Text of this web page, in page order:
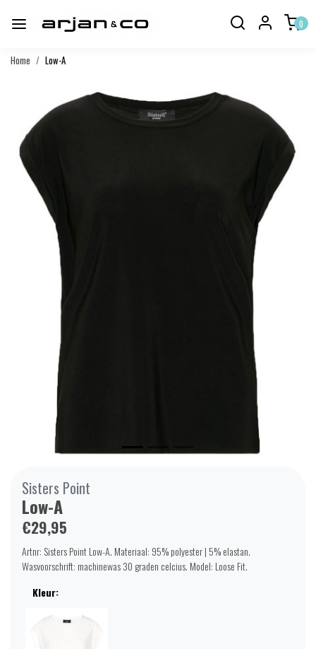
0
Home Low-A
Sisters Point
Low-A
€29,95
Artnr: Sisters Point Low-A. Materiaal: 95% polyester | 5% elastan.
Wasvoorschrift: machinewas 30 graden celcius. Model: Loose Fit.
Kleur: